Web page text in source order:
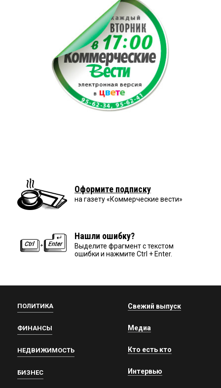
Оформите подписку
на газету «Коммерческие вести»
Нашли ошибку?
Выделите фрагмент с текстом
ошибки и нажмите Ctrl + Enter.
ПОЛИТИКА
ФИНАНСЫ
НЕДВИЖИМОСТЬ
БИЗНЕС
Свежий выпуск
Медиа
Кто есть кто
Интервью